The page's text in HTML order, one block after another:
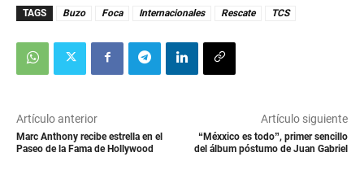
TAGS Buzo Foca Internacionales Rescate TCS
Artículo anterior
Marc Anthony recibe estrella en el
Paseo de la Fama de Hollywood
Artículo siguiente
“Méxxico es todo”, primer sencillo
del álbum póstumo de Juan Gabriel